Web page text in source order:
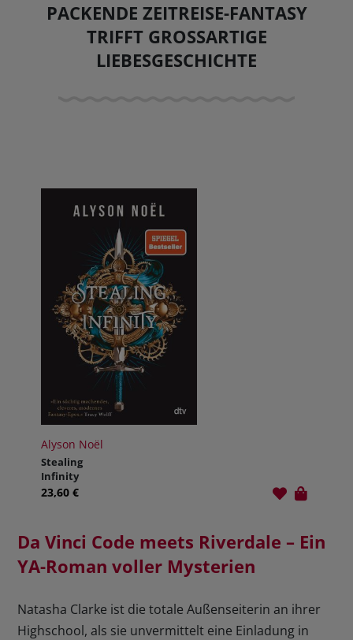
PACKENDE ZEITREISE-FANTASY
TRIFFT GROSSARTIGE
LIEBESGESCHICHTE
Alyson Noël
Stealing
Infinity
23,60 €
Da Vinci Code meets Riverdale – Ein
YA-Roman voller Mysterien
Natasha Clarke ist die totale Außenseiterin an ihrer
Highschool, als sie unvermittelt eine Einladung in